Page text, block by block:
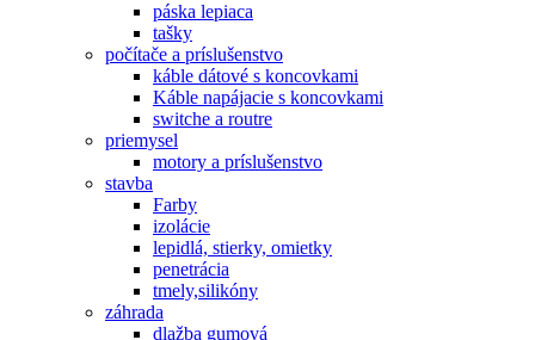
páska lepiaca
tašky
počítače a príslušenstvo
káble dátové s koncovkami
Káble napájacie s koncovkami
switche a routre
priemysel
motory a príslušenstvo
stavba
Farby
izolácie
lepidlá, stierky, omietky
penetrácia
tmely,silikóny
záhrada
dlažba gumová